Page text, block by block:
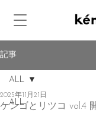
記事
ALL
ALL
ケンゴとリツコ vol.4
2025年11月21日